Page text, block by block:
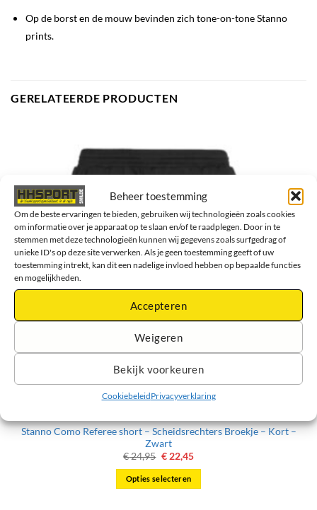
Beheer toestemming
Om de beste ervaringen te bieden, gebruiken wij technologieën zoals cookies
om informatie over je apparaat op te slaan en/of te raadplegen. Door in te
stemmen met deze technologieën kunnen wij gegevens zoals surfgedrag of
unieke ID's op deze site verwerken. Als je geen toestemming geeft of uw
toestemming intrekt, kan dit een nadelige invloed hebben op bepaalde functies
en mogelijkheden.
Accepteren
Weigeren
Bekijk voorkeuren
CookiebeleidPrivacyverklaring
Op de borst en de mouw bevinden zich tone-on-tone Stanno
prints.
GERELATEERDE PRODUCTEN
Stanno Como Referee short – Scheidsrechters Broekje – Kort –
Zwart
€24,95 Oorspronkelijke
was:
€ 24,95.
€22,45Huidige
Opties selecteren